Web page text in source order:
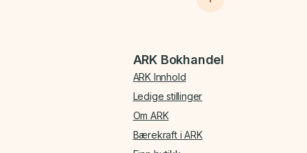
ARK Bokhandel
ARK Innhold
Ledige stillinger
Om ARK
Bærekraft i ARK